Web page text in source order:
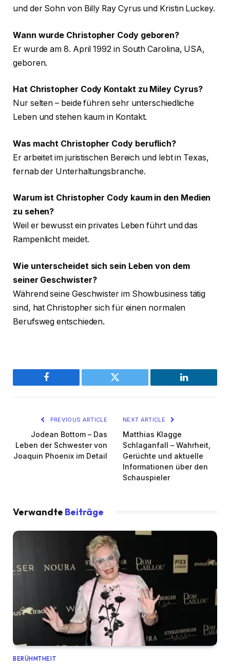
und der Sohn von Billy Ray Cyrus und Kristin Luckey.
Wann wurde Christopher Cody geboren?
Er wurde am 8. April 1992 in South Carolina, USA,
geboren.
Hat Christopher Cody Kontakt zu Miley Cyrus?
Nur selten – beide führen sehr unterschiedliche
Leben und stehen kaum in Kontakt.
Was macht Christopher Cody beruflich?
Er arbeitet im juristischen Bereich und lebt in Texas,
fernab der Unterhaltungsbranche.
Warum ist Christopher Cody kaum in den Medien
zu sehen?
Weil er bewusst ein privates Leben führt und das
Rampenlicht meidet.
Wie unterscheidet sich sein Leben von dem
seiner Geschwister?
Während seine Geschwister im Showbusiness tätig
sind, hat Christopher sich für einen normalen
Berufsweg entschieden.
Facebook Twitter LinkedIn
PREVIOUS ARTICLE
Jodean Bottom – Das
Leben der Schwester von
Joaquin Phoenix im Detail
NEXT ARTICLE
Matthias Klagge
Schlaganfall – Wahrheit,
Gerüchte und aktuelle
Informationen über den
Schauspieler
Verwandte Beiträge
BERÜHMTHEIT